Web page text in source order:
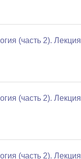
(часть 2). Лекция
(часть 2). Лекция
(часть 2). Лекция